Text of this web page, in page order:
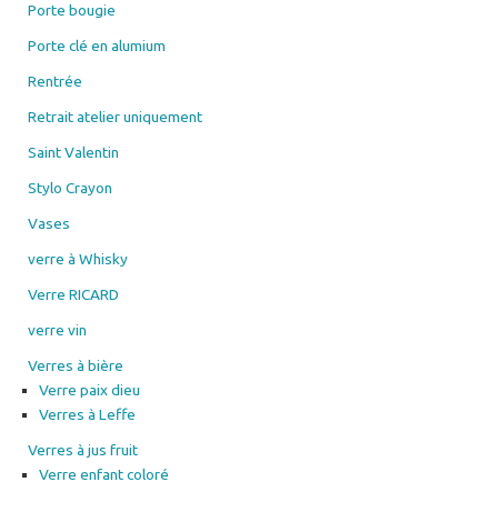
Porte bougie
Porte clé en alumium
Rentrée
Retrait atelier uniquement
Saint Valentin
Stylo Crayon
Vases
verre à Whisky
Verre RICARD
verre vin
Verres à bière
Verre paix dieu
Verres à Leffe
Verres à jus fruit
Verre enfant coloré